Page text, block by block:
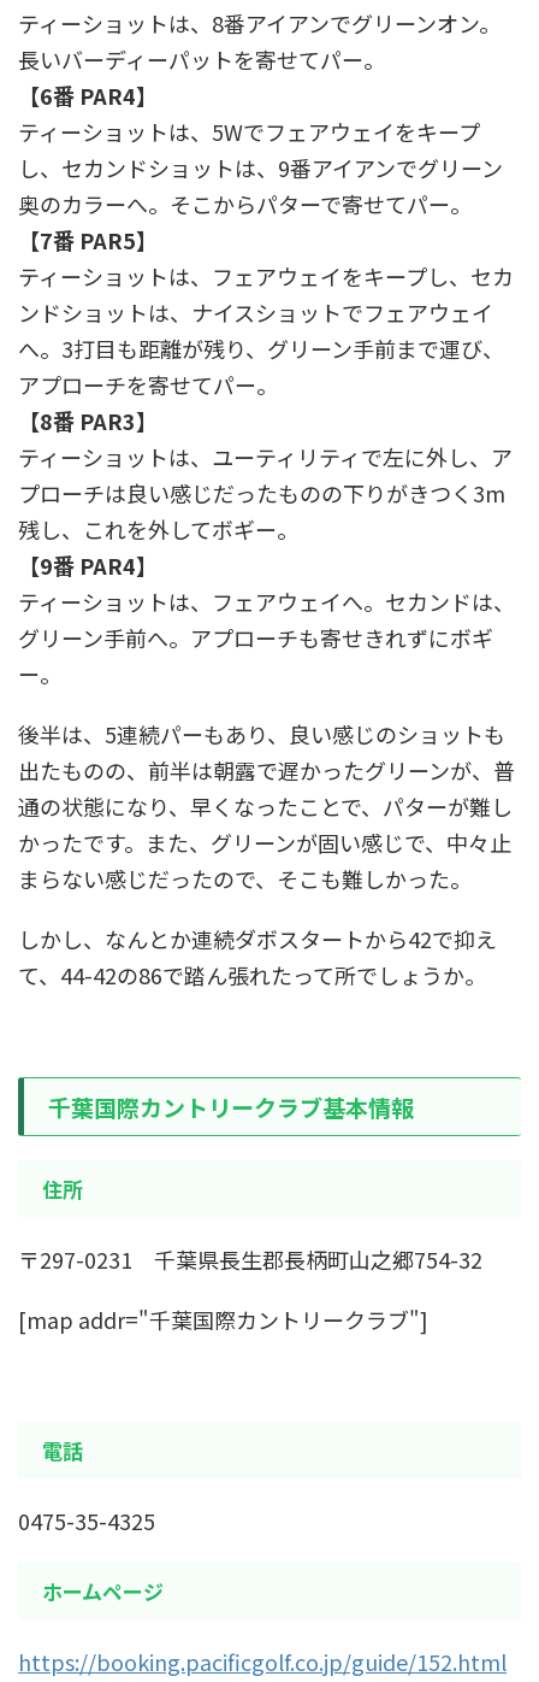
ティーショットは、8番アイアンでグリーンオン。
長いバーディーパットを寄せてパー。
【6番 PAR4】
ティーショットは、5Wでフェアウェイをキープ
し、セカンドショットは、9番アイアンでグリーン
奥のカラーへ。そこからパターで寄せてパー。
【7番 PAR5】
ティーショットは、フェアウェイをキープし、セカ
ンドショットは、ナイスショットでフェアウェイ
へ。3打目も距離が残り、グリーン手前まで運び、
アプローチを寄せてパー。
【8番 PAR3】
ティーショットは、ユーティリティで左に外し、ア
プローチは良い感じだったものの下りがきつく3m
残し、これを外してボギー。
【9番 PAR4】
ティーショットは、フェアウェイへ。セカンドは、
グリーン手前へ。アプローチも寄せきれずにボギ
ー。
後半は、5連続パーもあり、良い感じのショットも
出たものの、前半は朝露で遅かったグリーンが、普
通の状態になり、早くなったことで、パターが難し
かったです。また、グリーンが固い感じで、中々止
まらない感じだったので、そこも難しかった。
しかし、なんとか連続ダボスタートから42で抑え
て、44-42の86で踏ん張れたって所でしょうか。
千葉国際カントリークラブ基本情報
住所
〒297-0231 千葉県長生郡長柄町山之郷754-32
[map addr="千葉国際カントリークラブ"]
電話
0475-35-4325
ホームページ
https://booking.pacificgolf.co.jp/guide/152.html